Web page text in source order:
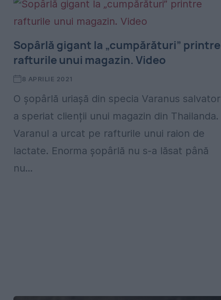
Zilei
Sopârlă gigant la „cumpărături” printre
rafturile unui magazin. Video
8 APRILIE 2021
O șopârlă uriașă din specia Varanus salvator
a speriat clienții unui magazin din Thailanda.
Varanul a urcat pe rafturile unui raion de
lactate. Enorma şopârlă nu s-a lăsat până
nu...